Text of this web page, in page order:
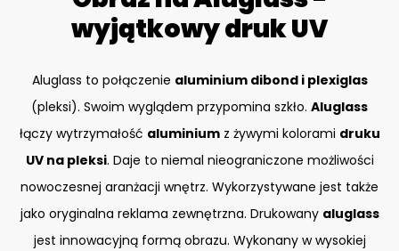
wyjątkowy druk UV
Aluglass to połączenie aluminium dibond i plexiglas
(pleksi). Swoim wyglądem przypomina szkło. Aluglass
łączy wytrzymałość aluminiumz żywymi kolorami druku
UV na pleksi. Daje to niemal nieograniczone możliwości
nowoczesnej aranżacji wnętrz. Wykorzystywane jest także
jako oryginalna reklama zewnętrzna. Drukowany aluglass
jest innowacyjną formą obrazu. Wykonany w wysokiej